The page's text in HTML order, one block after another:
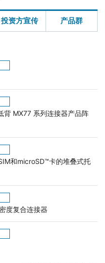
投资方宣传 产品群
背 MX77 系列连接器产品阵
和microSD™卡的堆叠式托
度复合连接器